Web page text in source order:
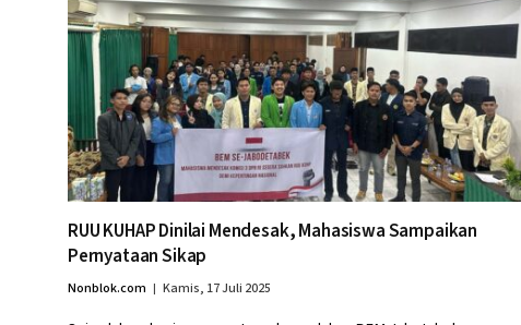
RUU KUHAP Dinilai Mendesak, Mahasiswa Sampaikan
Pernyataan Sikap
Nonblok.com Kamis, 17 Juli 2025